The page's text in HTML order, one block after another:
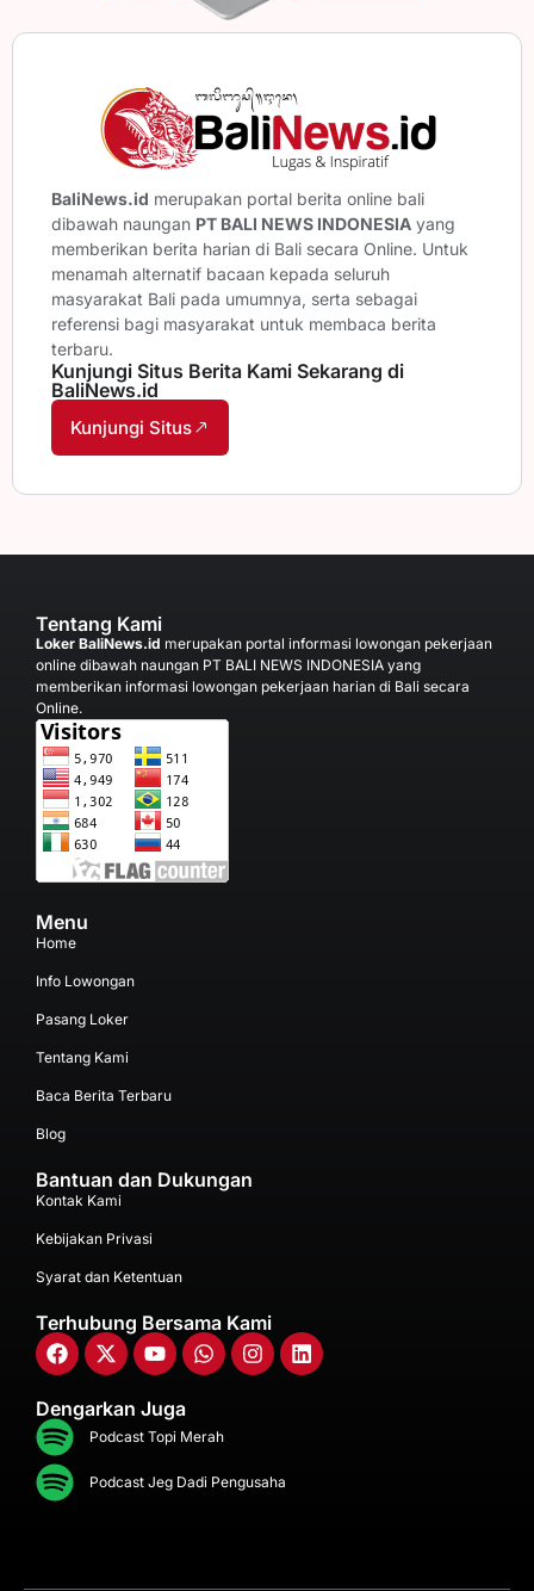
BaliNews.id merupakan portal berita online bali
dibawah naungan PT BALI NEWS INDONESIA yang
memberikan berita harian di Bali secara Online. Untuk
menamah alternatif bacaan kepada seluruh
masyarakat Bali pada umumnya, serta sebagai
referensi bagi masyarakat untuk membaca berita
terbaru.
Kunjungi Situs Berita Kami Sekarang di
BaliNews.id
Kunjungi Situs
Tentang Kami
Loker BaliNews.id merupakan portal informasi lowongan pekerjaan
online dibawah naungan PT BALI NEWS INDONESIA yang
memberikan informasi lowongan pekerjaan harian di Bali secara
Online.
Menu
Home
Info Lowongan
Pasang Loker
Tentang Kami
Baca Berita Terbaru
Blog
Bantuan dan Dukungan
Kontak Kami
Kebijakan Privasi
Syarat dan Ketentuan
Terhubung Bersama Kami
Dengarkan Juga
Podcast Topi Merah
Podcast Jeg Dadi Pengusaha